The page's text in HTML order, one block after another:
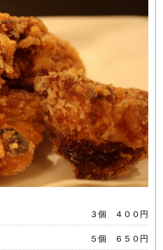
３個 ４００円
５個 ６５０円